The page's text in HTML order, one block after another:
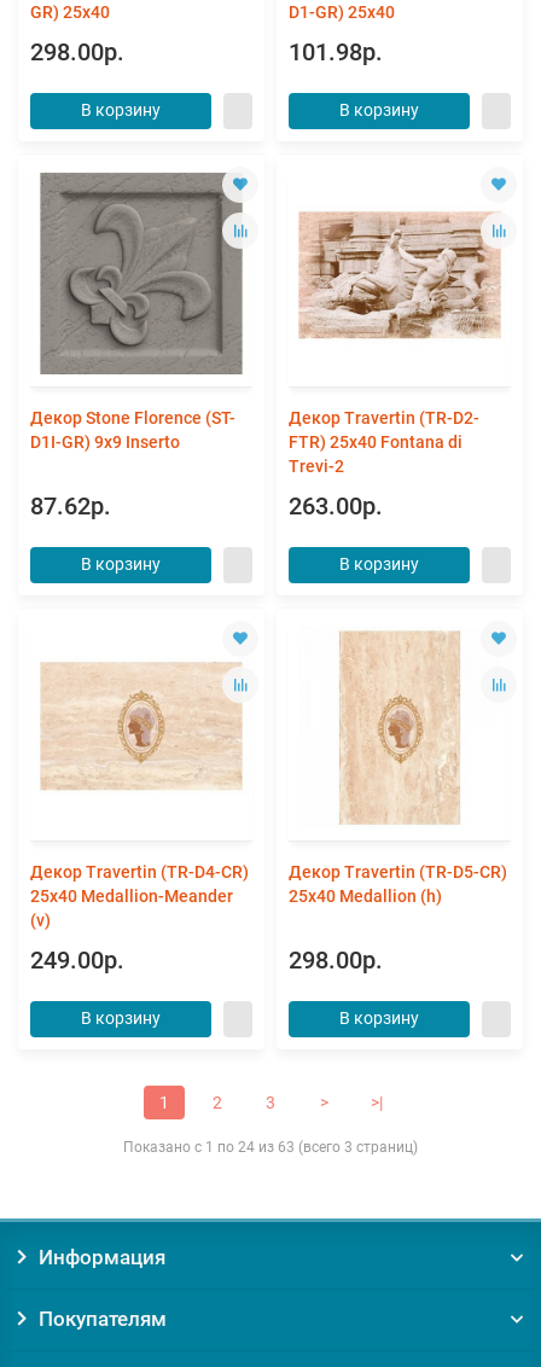
GR) 25x40
298.00р.
В корзину
D1-GR) 25x40
101.98р.
В корзину
Декор Stone Florence (ST-
D1I-GR) 9x9 Inserto
87.62р.
В корзину
Декор Travertin (TR-D2-
FTR) 25x40 Fontana di
Trevi-2
263.00р.
В корзину
Декор Travertin (TR-D4-CR)
25х40 Medallion-Meander
(v)
249.00р.
В корзину
Декор Travertin (TR-D5-CR)
25x40 Medallion (h)
298.00р.
В корзину
1 2 3 > >|
Показано с 1 по 24 из 63 (всего 3 страниц)
Информация
Покупателям